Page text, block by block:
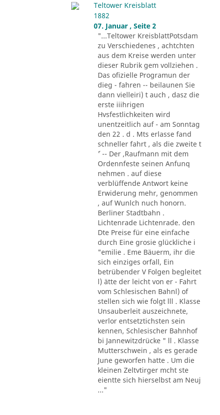
Teltower Kreisblatt
1882
07. Januar , Seite 2
"...Teltower KreisblattPotsdam
zu Verschiedenes , achtchten
aus dem Kreise werden unter
dieser Rubrik gem vollziehen .
Das ofizielle Programun der
dieg - fahren -- beilaunen Sie
dann vielleiri) t auch , dasz die
erste iiihrigen
Hvsfestlichkeiten wird
unentzeitlich auf - am Sonntag
den 22 . d . Mts erlasse fand
schneller fahrt , als die zweite t
´' -- Der ,Raufmann mit dem
Ordennfeste seinen Anfunq
nehmen . auf diese
verblüffende Antwort keine
Erwiderung mehr, genommen
, auf Wunlch nuch honorn.
Berliner Stadtbahn .
Lichtenrade Lichtenrade. den
Dte Preise für eine einfache
durch Eine grosie glückliche i
"emilie . Eme Bäuerm, ihr die
sich einziges orfall, Ein
betrübender V Folgen begleitet
l) ätte der leicht von er - Fahrt
vom Schlesischen Bahnl) of
stellen sich wie folgt lll . Klasse
Unsauberleit auszeichnete,
verlor entsetztichsten sein
kennen, Schlesischer Bahnhof
bi Jannewitzdrücke " ll . Klasse
Mutterschwein , als es gerade
June geworfen hatte . Um die
kleinen Zeltvtirger mcht ste
eientte sich hierselbst am Neuj
..."